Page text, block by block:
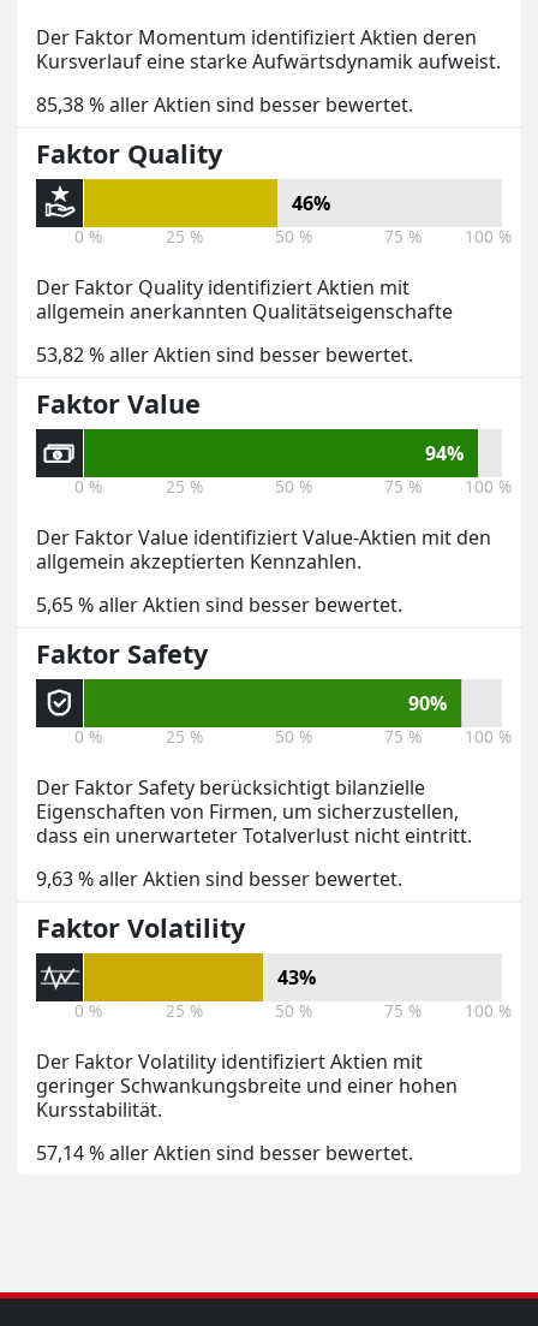
Der Faktor Momentum identifiziert Aktien deren
Kursverlauf eine starke Aufwärtsdynamik aufweist.
85,38 % aller Aktien sind besser bewertet.
Faktor Quality
46%
0 % 25 % 50 % 75 % 100 %
Der Faktor Quality identifiziert Aktien mit
allgemein anerkannten Qualitätseigenschafte
53,82 % aller Aktien sind besser bewertet.
Faktor Value
94%
0 % 25 % 50 % 75 % 100 %
Der Faktor Value identifiziert Value-Aktien mit den
allgemein akzeptierten Kennzahlen.
5,65 % aller Aktien sind besser bewertet.
Faktor Safety
90%
0 % 25 % 50 % 75 % 100 %
Der Faktor Safety berücksichtigt bilanzielle
Eigenschaften von Firmen, um sicherzustellen,
dass ein unerwarteter Totalverlust nicht eintritt.
9,63 % aller Aktien sind besser bewertet.
Faktor Volatility
43%
0 % 25 % 50 % 75 % 100 %
Der Faktor Volatility identifiziert Aktien mit
geringer Schwankungsbreite und einer hohen
Kursstabilität.
57,14 % aller Aktien sind besser bewertet.